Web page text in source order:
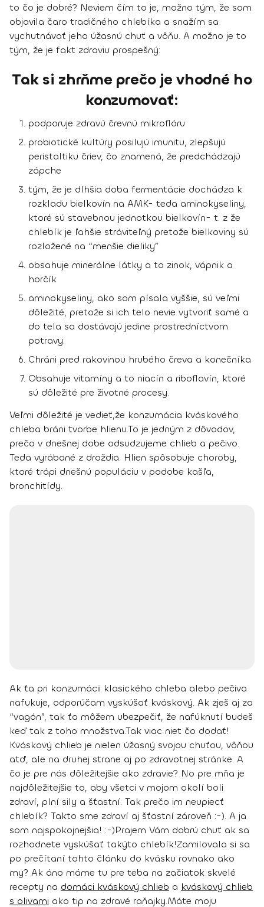
to čo je dobré? Neviem čím to je, možno tým, že som
objavila čaro tradičného chlebíka a snažím sa
vychutnávať jeho úžasnú chuť a vôňu. A možno je to
tým, že je fakt zdraviu prospešný:
Tak si zhrňme prečo je vhodné ho
konzumovať:
podporuje zdravú črevnú mikroflóru
probiotické kultúry posilujú imunitu, zlepšujú
peristaltiku čriev, čo znamená, že predchádzajú
zápche
tým, že je dlhšia doba fermentácie dochádza k
rozkladu bielkovín na AMK- teda aminokyseliny,
ktoré sú stavebnou jednotkou bielkovín- t. z že
chlebík je ľahšie stráviteľný pretože bielkoviny sú
rozložené na “menšie dieliky”
obsahuje minerálne látky a to zinok, vápnik a
horčík
aminokyseliny, ako som písala vyššie, sú veľmi
dôležité, pretože si ich telo nevie vytvoriť samé a
do tela sa dostávajú jedine prostredníctvom
potravy.
Chráni pred rakovinou hrubého čreva a konečníka
Obsahuje vitamíny a to niacín a riboflavín, ktoré
sú dôležité pre životné procesy.
Veľmi dôležité je vedieť,že konzumácia kváskového
chleba bráni tvorbe hlienu.To je jedným z dôvodov,
prečo v dnešnej dobe odsudzujeme chlieb a pečivo.
Teda vyrábané z droždia. Hlien spôsobuje choroby,
ktoré trápi dnešnú populáciu v podobe kašľa,
bronchitídy.
Ak ťa pri konzumácii klasického chleba alebo pečiva
nafukuje, odporúčam vyskúšať kváskový. Ak zješ aj za
“vagón”, tak ťa môžem ubezpečiť, že nafúknutí budeš
keď tak z toho množstva.Tak viac niet čo dodať!
Kváskový chlieb je nielen úžasný svojou chuťou, vôňou
atď, ale na druhej strane aj po zdravotnej stránke. A
čo je pre nás dôležitejšie ako zdravie? No pre mňa je
najdôležitejšie to, aby všetci v mojom okolí boli
zdraví, plní sily a šťastní. Tak prečo im neupiecť
chlebík? Takto sme zdraví aj šťastní zároveň :-). A ja
som najspokojnejšia! :-)Prajem Vám dobrú chuť ak sa
rozhodnete vyskúšať takýto chlebík!Zamilovala si sa
po prečítaní tohto článku do kvásku rovnako ako
my? Ak áno máme tu pre teba na začiatok skvelé
recepty na domáci kváskový chlieb a kváskový chlieb
s olivami ako tip na zdravé raňajky.Máte moju